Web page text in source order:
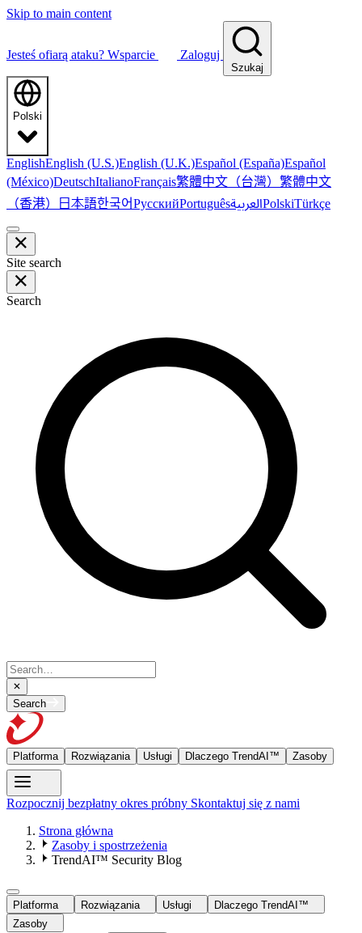
Skip to main content
Jesteś ofiarą ataku? Wsparcie Zaloguj
Szukaj
Polski
EnglishEnglish (U.S.)English (U.K.)Español (España)Español
(México)DeutschItalianoFrançais繁體中文（台灣） 繁體中文
（香港） 日本語한국어РусскийPortuguêsالعربيةPolskiTürkçe
Site search
Search
Search
Platforma Rozwiązania Usługi Dlaczego TrendAI™ Zasoby
Rozpocznij bezpłatny okres próbny Skontaktuj się z nami
Strona główna
Zasoby i spostrzeżenia
TrendAI™ Security Blog
Platforma Rozwiązania Usługi
Dlaczego TrendAI™
Zasoby